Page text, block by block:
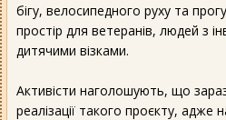
бігу, велосипедного руху та
простір для ветеранів, людей з
дитячими візками.
Активісти наголошують, що
реалізації такого проєкту, адже